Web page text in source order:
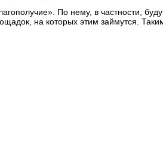
По нему, в частности,
на которых этим займутся.